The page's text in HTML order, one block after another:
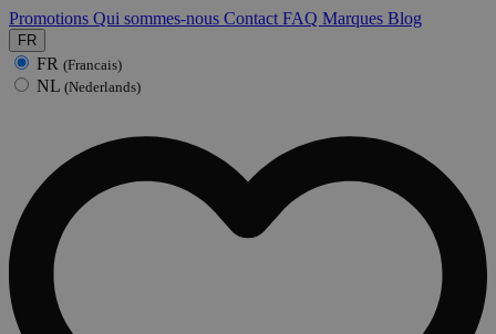
Promotions Qui sommes-nous Contact FAQ Marques Blog
FR
FR (Francais)
NL (Nederlands)